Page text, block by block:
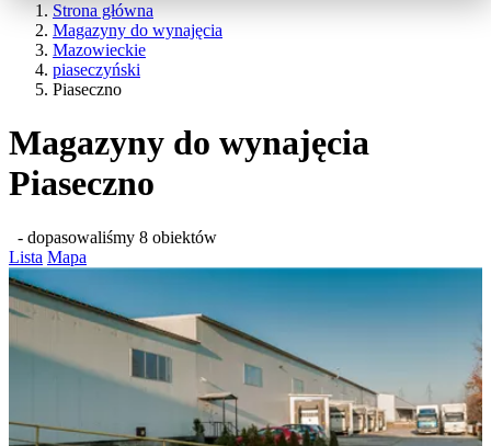
Strona główna
Magazyny do wynajęcia
Mazowieckie
piaseczyński
Piaseczno
Magazyny do wynajęcia
Piaseczno
- dopasowaliśmy 8 obiektów
Lista Mapa